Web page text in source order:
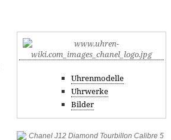
Uhrenmodelle
Uhrwerke
Bilder